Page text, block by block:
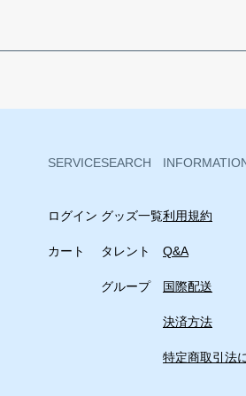
SERVICE
ログイン
カート
SEARCH
グッズ一覧
タレント
グループ
利用規約
Q&A
国際配送
決済方法
特定商取引法